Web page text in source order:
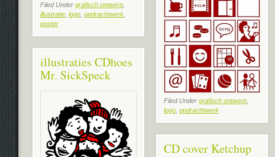
Filed Under grafisch ontwerp
illustratie logo opdrachtwerk
poster
Filed Under grafisch ontwerp
logo opdrachtwerk
illustraties CDhoes
Mr. SickSpeck
CD cover Ketchup